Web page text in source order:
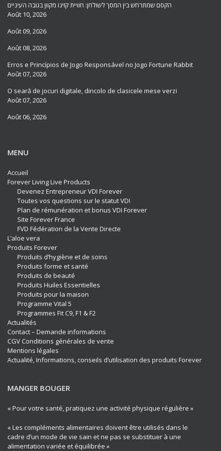
הקסם שמתרחש בין המסך לשולחן: חוויית קזינו מקוון בגובה העיניים
Août 10, 2026
Août 09, 2026
Août 08, 2026
Erros e Princípios de Jogo Responsável no Jogo Fortune Rabbit
Août 07, 2026
O seară de jocuri digitale, dincolo de clasicele mese verzi
Août 07, 2026
Août 06, 2026
MENU
Accueil
Forever Living Live Products
Devenez Entrepreneur VDI Forever
Toutes vos questions sur le statut VDI
Plan de rémunération et bonus VDI Forever
Site Forever France
FVD Fédération de la Vente Directe
L’aloe vera
Produits Forever
Produits d’hygiène et de soins
Produits forme et santé
Produits de beauté
Produits Huiles Essentielles
Produits pour la maison
Programme Vital 5
Programmes Fit C9, F1 & F2
Actualités
Contact – Demande informations
CGV Conditions générales de vente
Mentions légales
Actualité, Informations, conseils d’utilisation des produits Forever
MANGER BOUGER
« Pour votre santé, pratiquez une activité physique régulière »
« Les compléments alimentaires doivent être utilisés dans le
cadre d’un mode de vie sain et ne pas se substituer à une
alimentation variée et équilibrée »